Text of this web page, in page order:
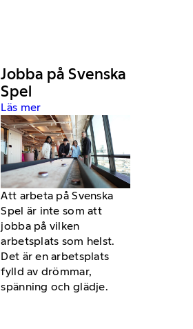
Jobba på Svenska
Spel
Läs mer
Att arbeta på Svenska
Spel är inte som att
jobba på vilken
arbetsplats som helst.
Det är en arbetsplats
fylld av drömmar,
spänning och glädje.